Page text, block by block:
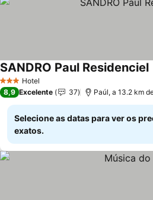
3 EstrelasHotel
SANDRO Paul Residenciel
8,9 Excelente 37 Paúl, a 13.2 km
Selecione as datas para ver os
exatos.